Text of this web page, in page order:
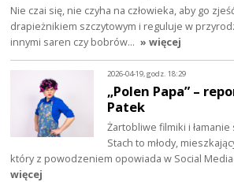
Nie czai się, nie czyha na człowieka, aby go
drapieżnikiem szczytowym i reguluje w
innymi saren czy bobrów… » więcej
2026-04-19, godz. 18:29
„Polen Papa” –
Patek
Żartobliwe filmiki i
Stach to młody,
który z powodzeniem opowiada w Social
więcej